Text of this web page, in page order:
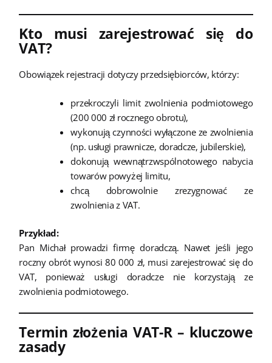
Kto musi zarejestrować się do
VAT?
Obowiązek rejestracji dotyczy przedsiębiorców, którzy:
przekroczyli limit zwolnienia podmiotowego
(200 000 zł rocznego obrotu),
wykonują czynności wyłączone ze zwolnienia
(np. usługi prawnicze, doradcze, jubilerskie),
dokonują wewnątrzwspólnotowego nabycia
towarów powyżej limitu,
chcą dobrowolnie zrezygnować ze
zwolnienia z VAT.
Przykład:
Pan Michał prowadzi firmę doradczą. Nawet jeśli jego
roczny obrót wynosi 80 000 zł, musi zarejestrować się do
VAT, ponieważ usługi doradcze nie korzystają ze
zwolnienia podmiotowego.
Termin złożenia VAT-R – kluczowe
zasady